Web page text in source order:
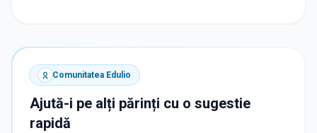
Comunitatea Edulio
Ajută-i pe alți părinți cu o sugestie
rapidă